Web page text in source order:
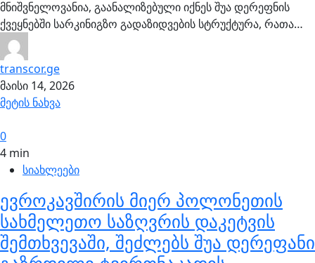
მნიშვნელოვანია, გაანალიზებული იქნეს შუა დერეფნის
ქვეყნებში სარკინიგზო გადაზიდვების სტრუქტურა, რათა…
transcor.ge
მაისი 14, 2026
მეტის ნახვა
0
4 min
სიახლეები
ევროკავშირის მიერ პოლონეთის
სახმელეთო საზღვრის დაკეტვის
შემთხვევაში, შეძლებს შუა დერეფანი